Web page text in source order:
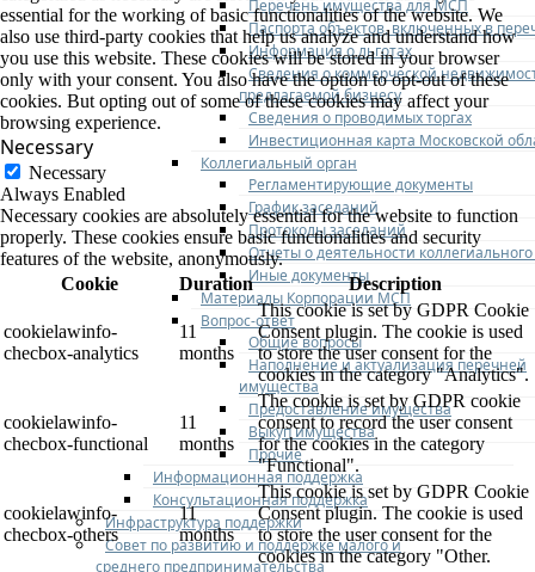
Перечень имущества для МСП
Паспорта объектов, включенных в
Информация о льготах
Сведения о коммерческой
предлагаемой бизнесу
Сведения о проводимых торгах
Инвестиционная карта Московской
Коллегиальный орган
Регламентирующие документы
График заседаний
Протоколы заседаний
Отчеты о деятельности
Иные документы
Материалы Корпорации МСП
Вопрос-ответ
Общие вопросы
Наполнение и актуализация перечней
имущества
Предоставление имущества
Выкуп имущества
Прочие
Информационная поддержка
Консультационная поддержка
Инфраструктура поддержки
Совет по развитию и поддержке малого и
среднего предпринимательства
essential for the working of basic functionalities of the website. We
also use third-party cookies that help us analyze and understand how
you use this website. These cookies will be stored in your browser
only with your consent. You also have the option to opt-out of these
cookies. But opting out of some of these cookies may affect your
browsing experience.
Necessary
Necessary
Always Enabled
Necessary cookies are absolutely essential for the website to function
properly. These cookies ensure basic functionalities and security
features of the website, anonymously.
Cookie
Duration Description
cookielawinfo-
checbox-analytics
11
months
This cookie is set by GDPR Cookie
Consent plugin. The cookie is used
to store the user consent for the
cookies in the category "Analytics".
cookielawinfo-
checbox-functional
11
months
The cookie is set by GDPR cookie
consent to record the user consent
for the cookies in the category
"Functional".
cookielawinfo-
checbox-others
11
months
This cookie is set by GDPR Cookie
Consent plugin. The cookie is used
to store the user consent for the
cookies in the category "Other.